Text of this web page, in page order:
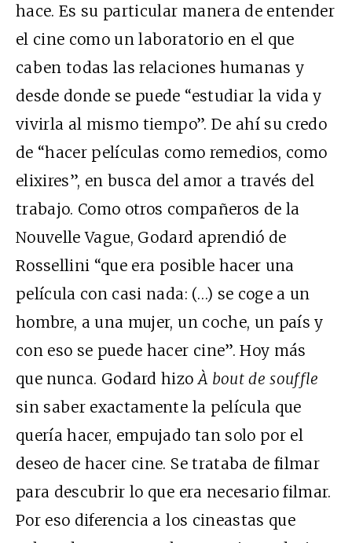
hace. Es su particular manera de entender
el cine como un laboratorio en el que
caben todas las relaciones humanas y
desde donde se puede “estudiar la vida y
vivirla al mismo tiempo”. De ahí su credo
de “hacer películas como remedios, como
elixires”, en busca del amor a través del
trabajo. Como otros compañeros de la
Nouvelle Vague, Godard aprendió de
Rossellini “que era posible hacer una
película con casi nada: (…) se coge a un
hombre, a una mujer, un coche, un país y
con eso se puede hacer cine”. Hoy más
que nunca. Godard hizo À bout de souffle
sin saber exactamente la película que
quería hacer, empujado tan solo por el
deseo de hacer cine. Se trataba de filmar
para descubrir lo que era necesario filmar.
Por eso diferencia a los cineastas que